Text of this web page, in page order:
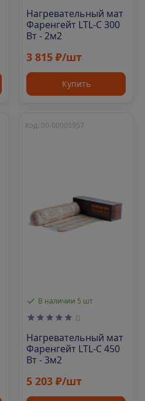
Нагревательный мат
Фаренгейт LTL-C 300
Вт - 2м2
3 815 ₽/шт
Купить
В наличии 5 шт
Код: 00-00005957
0
Нагревательный мат
Фаренгейт LTL-C 450
Вт - 3м2
5 203 ₽/шт